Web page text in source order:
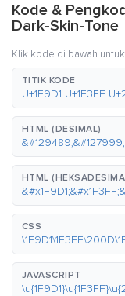
Kode &
Dark-Skin-Tone
Klik kode di bawah
TITIK KODE
U+1F9D1 U+1F3FF
HTML (DESIMAL)
HTML
CSS
JAVASCRIPT